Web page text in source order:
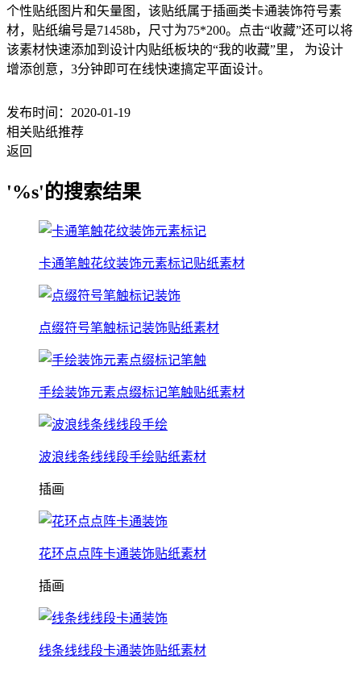
个性贴纸图片和矢量图，该贴纸属于插画类卡通装饰符号素
材，贴纸编号是71458b，尺寸为75*200。点击“收藏”还可以将
该素材快速添加到设计内贴纸板块的“我的收藏”里， 为设计
增添创意，3分钟即可在线快速搞定平面设计。
发布时间：2020-01-19
相关贴纸推荐
返回
'%s'的搜索结果
卡通笔触花纹装饰元素标记贴纸素材
点缀符号笔触标记装饰贴纸素材
手绘装饰元素点缀标记笔触贴纸素材
波浪线条线线段手绘贴纸素材
插画
花环点点阵卡通装饰贴纸素材
插画
线条线线段卡通装饰贴纸素材